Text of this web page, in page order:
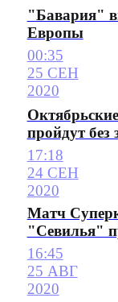
"Бавария"
Европы
00:35
25 СЕН
2020
пройдут без
17:18
24 СЕН
2020
Матч
"Севилья"
16:45
25 АВГ
2020